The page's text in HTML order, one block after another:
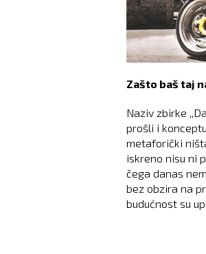
Zašto baš taj
Naziv zbirke
prošli i
metaforički
iskreno nisu ni
čega danas
bez obzira na
budućnost su